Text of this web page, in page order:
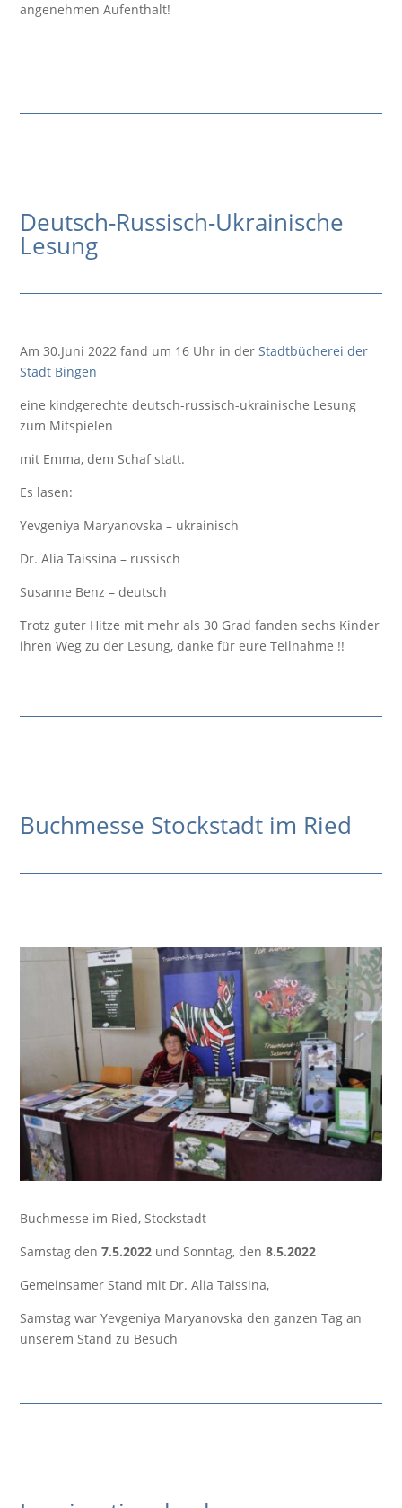
angenehmen Aufenthalt!
Deutsch-Russisch-Ukrainische
Lesung
Am 30.Juni 2022 fand um 16 Uhr in derStadtbücherei der
Stadt Bingen
eine kindgerechte deutsch-russisch-ukrainische Lesung
zum Mitspielen
mit Emma, dem Schaf statt.
Es lasen:
Yevgeniya Maryanovska – ukrainisch
Dr. Alia Taissina – russisch
Susanne Benz – deutsch
Trotz guter Hitze mit mehr als 30 Grad fanden sechs Kinder
ihren Weg zu der Lesung, danke für eure Teilnahme !!
Buchmesse Stockstadt im Ried
Buchmesse im Ried, Stockstadt
Samstag den7.5.2022 und Sonntag, den8.5.2022
Gemeinsamer Stand mit Dr. Alia Taissina,
Samstag war Yevgeniya Maryanovska den ganzen Tag an
unserem Stand zu Besuch